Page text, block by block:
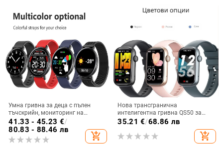
Умна гривна за деца с пълен
тъчскрийн, мониторинг на
сърдечен ритъм и кръвно
налягане, водоустойчива,
Bluetooth, живот на батерията 7–
14 дни
41.33 - 45.23 €/
80.83 - 88.46 лв
add_shopping_cart
Нова трансгранична
интелигентна гривна QS50 за
обаждания 1,47 инча, контрол на
пулса, кръвно налягане, музика,
стъпки
35.21 €/68.86 лв
add_shopping_cart